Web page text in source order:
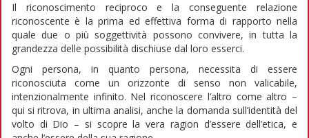
Il riconoscimento reciproco e la conseguente relazione
riconoscente è la prima ed effettiva forma di rapporto nella
quale due o più soggettività possono convivere, in tutta la
grandezza delle possibilità dischiuse dal loro esserci.
Ogni persona, in quanto persona, necessita di essere
riconosciuta come un orizzonte di senso non valicabile,
intenzionalmente infinito. Nel riconoscere l’altro come altro –
qui si ritrova, in ultima analisi, anche la domanda sull’identità del
volto di Dio – si scopre la vera ragion d’essere dell’etica, e